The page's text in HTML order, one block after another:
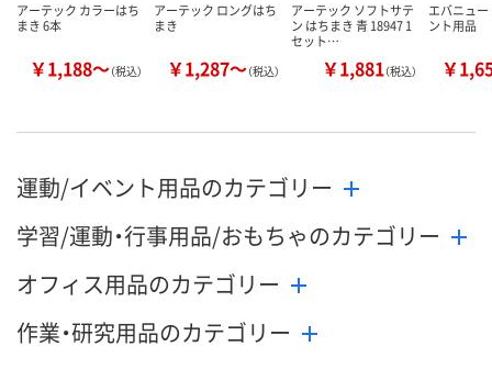
アーテック カラーはち
まき 6本
￥1,188～（税込）
アーテック ロングはち
まき
￥1,287～（税込）
アーテック ソフトサテ
ン はちまき 青 18947 1
セット…
￥1,881（税込）
エバニュ
ント用品
￥
運動/イベント用品のカテゴリー
学習/運動・行事用品/おもちゃのカテゴリー
オフィス用品のカテゴリー
作業・研究用品のカテゴリー